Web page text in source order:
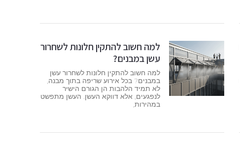
למה חשוב להתקין חלונות לשחרור
עשן במבנים?
למה חשוב להתקין חלונות לשחרור עשן
במבנים? בכל אירוע שריפה בתוך מבנה,
לא תמיד הלהבות הן הגורם הישיר
לנפגעים, אלא דווקא העשן. העשן מתפשט
במהירות,